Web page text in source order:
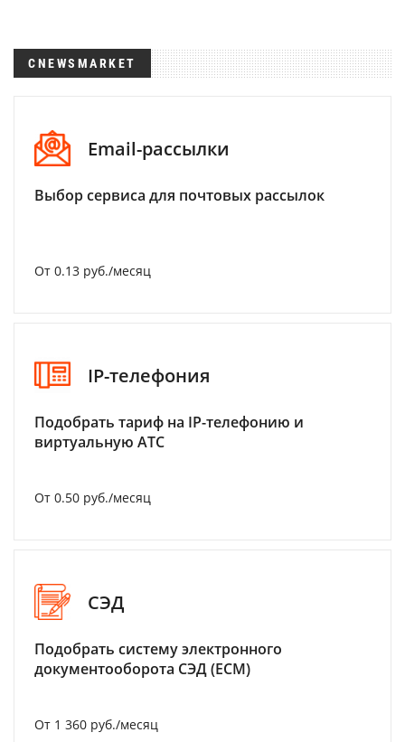
CNEWSMARKET
Email-рассылки
Выбор сервиса для почтовых рассылок
От 0.13 руб./месяц
IP-телефония
Подобрать тариф на IP-телефонию и
виртуальную АТС
От 0.50 руб./месяц
СЭД
Подобрать систему электронного
документооборота СЭД (ECM)
От 1 360 руб./месяц